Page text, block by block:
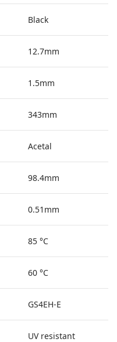
Black
12.7mm
1.5mm
343mm
Acetal
98.4mm
0.51mm
85 °C
60 °C
GS4EH-E
UV resistant